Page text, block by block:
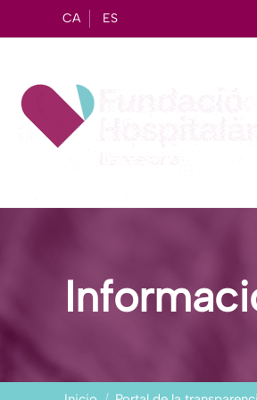
CA ES
Estás aquí: